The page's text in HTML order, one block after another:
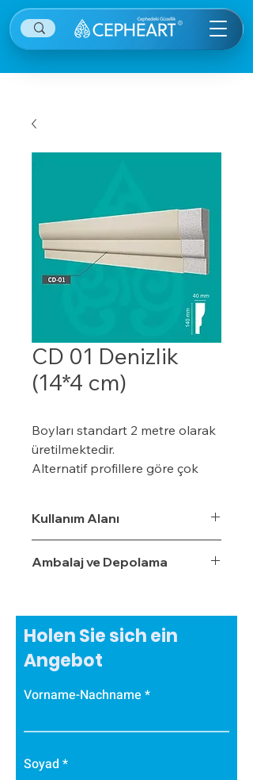
CD 01 Denizlik
(14*4 cm)
Boyları standart 2 metre olarak
üretilmektedir.
Alternatif profillere göre çok
yumuşama ve sarkma yapmaz.
Yalıtım sistemine tam
uyumludur.
Dış koşullara son derece
dayanıklıdır.
Sudan, nemden, dondan ve
Kullanım Alanı
Ambalaj ve Depolama
Holen Sie sich ein
Angebot
Vorname-Nachname
Soyad